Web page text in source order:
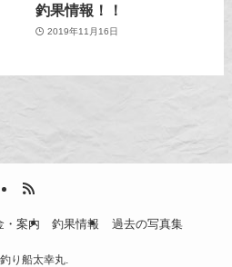
釣果情報！！
2019年11月16日
・案内 釣果情報 過去の写真集
り船太幸丸.